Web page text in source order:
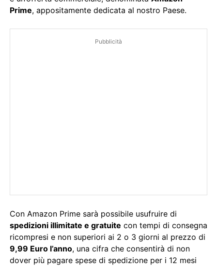
Prime, appositamente dedicata al nostro Paese.
Pubblicità
Con Amazon Prime sarà possibile usufruire di
spedizioni illimitate e gratuite con tempi di consegna
ricompresi e non superiori ai 2 o 3 giorni al prezzo di
9,99 Euro l’anno, una cifra che consentirà di non
dover più pagare spese di spedizione per i 12 mesi